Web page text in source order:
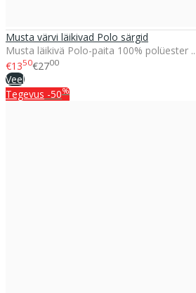
Musta värvi läikivad Polo särgid
Musta läikivä Polo-paita 100% polüester ..
€1350€2700
Veel
Tegevus -50%